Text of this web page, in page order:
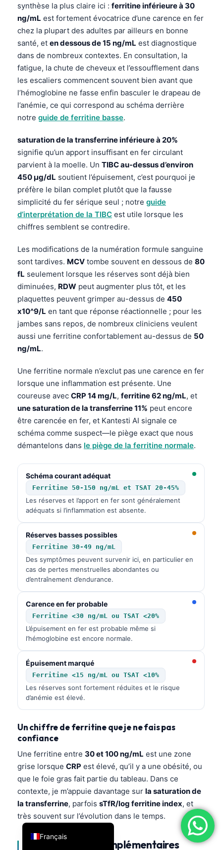
synthèse la plus claire ici : ferritine inférieure à 30
ng/mL est fortement évocatrice d’une carence en fer
chez la plupart des adultes par ailleurs en bonne
santé, et en dessous de 15 ng/mL est diagnostique
dans de nombreux contextes. En consultation, la
fatigue, la chute de cheveux et l’essoufflement dans
les escaliers commencent souvent bien avant que
l’hémoglobine ne fasse enfin basculer le drapeau de
l’anémie, ce qui correspond au schéma derrière
notre guide de ferritine basse.
saturation de la transferrine inférieure à 20%
signifie qu’un apport insuffisant en fer circulant
parvient à la moelle. Un TIBC au-dessus d’environ
450 µg/dL soutient l’épuisement, c’est pourquoi je
préfère le bilan complet plutôt que la fausse
simplicité du fer sérique seul ; notre guide
d’interprétation de la TIBC est utile lorsque les
chiffres semblent se contredire.
Les modifications de la numération formule sanguine
sont tardives. MCV tombe souvent en dessous de 80
fL seulement lorsque les réserves sont déjà bien
diminuées, RDW peut augmenter plus tôt, et les
plaquettes peuvent grimper au-dessus de 450
x10^9/L en tant que réponse réactionnelle ; pour les
jambes sans repos, de nombreux cliniciens veulent
aussi une ferritine confortablement au-dessus de 50
ng/mL.
Une ferritine normale n’exclut pas une carence en fer
lorsque une inflammation est présente. Une
coureuse avec CRP 14 mg/L, ferritine 62 ng/mL, et
une saturation de la transferrine 11% peut encore
être carencée en fer, et Kantesti AI signale ce
schéma comme suspect—le piège exact que nous
démantelons dans le piège de la ferritine normale.
Schéma courant adéquat
Ferritine 50-150 ng/mL et TSAT 20-45%
Les réserves et l’apport en fer sont généralement
adéquats si l’inflammation est absente.
Réserves basses possibles
Ferritine 30-49 ng/mL
Des symptômes peuvent survenir ici, en particulier en
cas de pertes menstruelles abondantes ou
d’entraînement d’endurance.
Carence en fer probable
Ferritine <30 ng/mL ou TSAT <20%
L’épuisement en fer est probable même si
l’hémoglobine est encore normale.
Épuisement marqué
Ferritine <15 ng/mL ou TSAT <10%
Les réserves sont fortement réduites et le risque
d’anémie est élevé.
Un chiffre de ferritine que je ne fais pas
confiance
Une ferritine entre 30 et 100 ng/mL est une zone
grise lorsque CRP est élevé, qu’il y a une obésité, ou
que le foie gras fait partie du tableau. Dans ce
contexte, je m’appuie davantage sur la saturation de
la transferrine, parfois sTfR/log ferritine index, et
très souvent sur l’évolution dans le temps.
Quels examens complémentaires
Français
English
Deutsch
العربية
עִבְרִית
Italiano
Español
Türkçe
Română
فارسی
Български
Dansk
Nederlands
हिन्दी
Bahasa Indonesia
Հայերեն
Íslenska
Српски језик
Svenska
Bosanski
Eesti
日本語
Čeština
ქართული
한국어
Slovenščina
Magyar
Shqip
বাংলা
اردو
मराठी
తెలుగు
தமிழ்
ગુજરાતી
ಕನ್ನಡ
മലയാളം
Tiếng Việt
Tagalog
ไทย
ဗမာစာ
Kiswahili
አማርኛ